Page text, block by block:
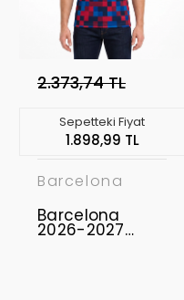
2.373,74 TL
Sepetteki Fiyat
1.898,99 TL
Barcelona
Barcelona
2026-2027